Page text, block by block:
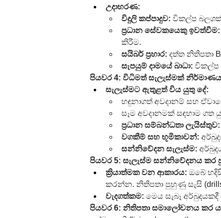
උදාහරණ:
විදුලි කප්පාදුව: විකල්ප
ප්‍රධාන සේවකයෙකු ඉවත්වීම:
කිරීම.
සයිබර් ප්‍රහාර: දත්ත නිතිපතා
සැපයුම් දාමයේ බාධා: විකල්ප
පියවර 4: විධිමත් සැලැස්මක් නිර්මාණය
සැලැස්මට ඇතුළත් විය යුතු දේ:
හඳුනාගත් අවදානම් සහ
සෑම අවදානමක් සඳහාම ගත
ප්‍රධාන සම්බන්ධතා ලැයිස්තුව:
වගකීම් සහ භූමිකාවන්:
සන්නිවේදන සැලැස්ම:
පියවර 5: සැලැස්ම සන්නිවේදනය කර
ක්‍රියාත්මක වන ආකාරය: ඔබේ
කරන්න. නිතිපතා පුහුණු සැසි
වැදගත්කම: මෙය සැබෑ
පියවර 6: නිතිපතා සමාලෝචනය කර